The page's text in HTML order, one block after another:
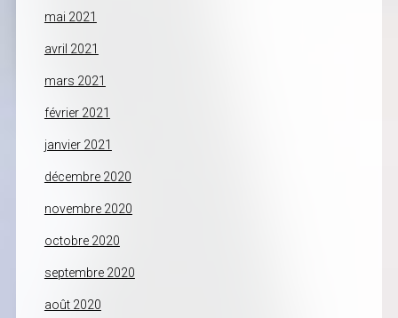
mai 2021
avril 2021
mars 2021
février 2021
janvier 2021
décembre 2020
novembre 2020
octobre 2020
septembre 2020
août 2020